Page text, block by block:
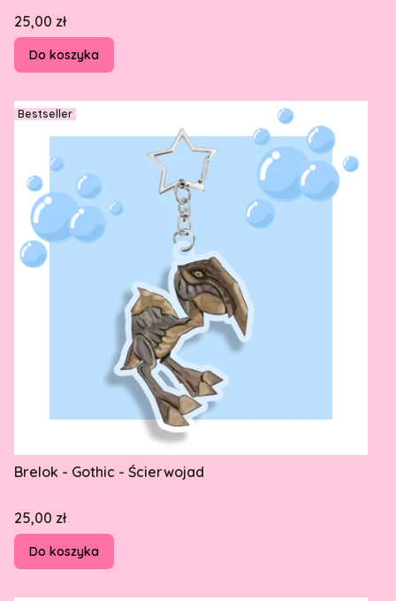
Cena
25,00 zł
Do koszyka
Bestseller
Brelok - Gothic - Ścierwojad
Cena
25,00 zł
Do koszyka